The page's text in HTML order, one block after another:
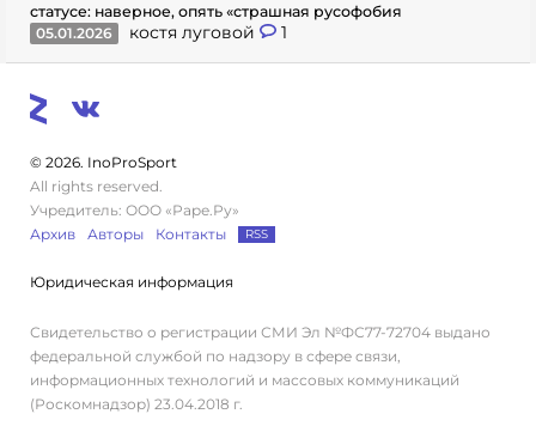
статусе: наверное, опять «страшная русофобия
05.01.2026
костя луговой 1
© 2026. InoProSport
All rights reserved.
Учредитель: ООО «Раре.Ру»
Архив
Авторы Контакты RSS
Юридическая информация
Свидетельство о регистрации СМИ Эл №ФС77-72704 выдано
федеральной службой по надзору в сфере связи,
информационных технологий и массовых коммуникаций
(Роскомнадзор) 23.04.2018 г.